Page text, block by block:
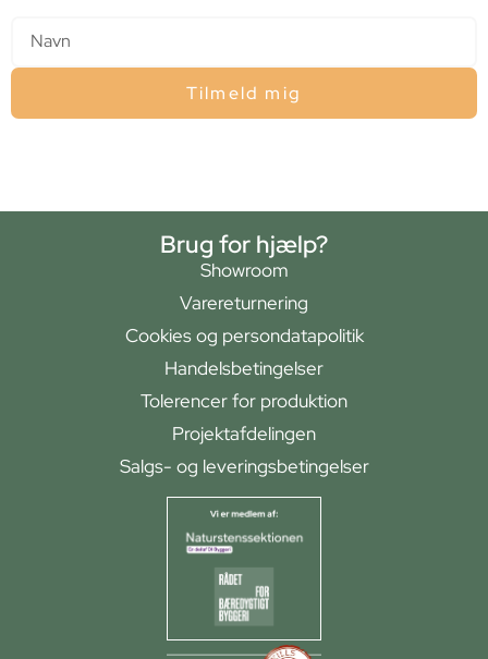
Tilmeld mig
Brug for hjælp?
Showroom
Varereturnering
Cookies og persondatapolitik
Handelsbetingelser
Tolerencer for produktion
Projektafdelingen
Salgs- og leveringsbetingelser